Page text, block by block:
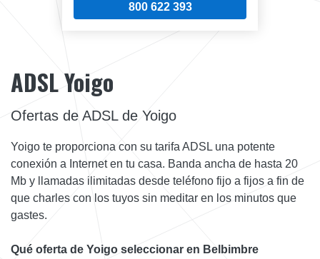
800 622 393
ADSL Yoigo
Ofertas de ADSL de Yoigo
Yoigo te proporciona con su tarifa ADSL una potente
conexión a Internet en tu casa. Banda ancha de hasta 20
Mb y llamadas ilimitadas desde teléfono fijo a fijos a fin de
que charles con los tuyos sin meditar en los minutos que
gastes.
Qué oferta de Yoigo seleccionar en Belbimbre